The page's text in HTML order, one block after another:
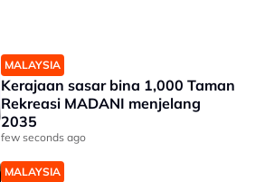
MALAYSIA
Kerajaan sasar bina 1,000 Taman
Rekreasi MADANI menjelang
2035
few seconds ago
MALAYSIA